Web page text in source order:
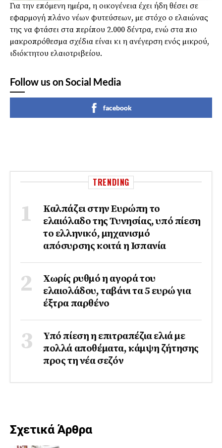
Για την επόµενη ηµέρα, η οικογένεια έχει ήδη θέσει σε
εφαρµογή πλάνο νέων φυτεύσεων, µε στόχο ο ελαιώνας
της να φτάσει στα περίπου 2.000 δέντρα, ενώ στα πιο
µακροπρόθεσµα σχέδια είναι κι η ανέγερση ενός µικρού,
ιδιόκτητου ελαιοτριβείου.
Follow us on Social Media
facebook
TRENDING
Καλπάζει στην Ευρώπη το
ελαιόλαδο της Τυνησίας, υπό πίεση
το ελληνικό, μηχανισμό
απόσυρσης κοιτά η Ισπανία
Χωρίς ρυθμό η αγορά του
ελαιολάδου, ταβάνι τα 5 ευρώ για
έξτρα παρθένο
Υπό πίεση η επιτραπέζια ελιά με
πολλά αποθέματα, κάμψη ζήτησης
προς τη νέα σεζόν
Σχετικά Άρθρα